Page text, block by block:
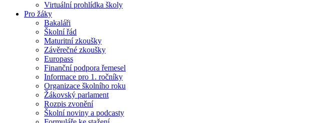
Virtuální prohlídka školy
Pro žáky
Bakaláři
Školní řád
Maturitní zkoušky
Závěrečné zkoušky
Europass
Finanční podpora řemesel
Informace pro 1. ročníky
Organizace školního roku
Žákovský parlament
Rozpis zvonění
Školní noviny a podcasty